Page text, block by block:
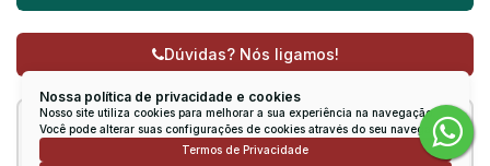
Nossa política de privacidade e cookies
Nosso site utiliza cookies para melhorar a sua experiência na navegação.
Você pode alterar suas configurações de cookies através do seu navegador.
Termos de Privacidade
Dúvidas? Nós ligamos!
Receber mais Informações